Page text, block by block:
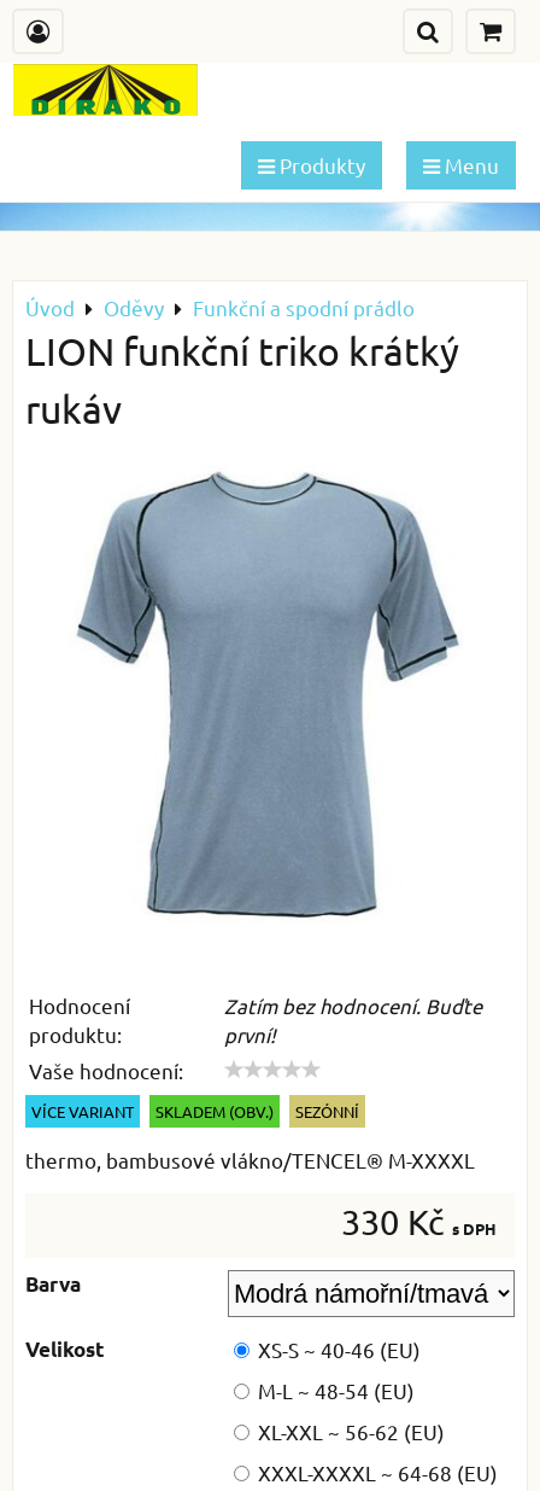
Produkty Menu
Úvod Oděvy Funkční a spodní prádlo
LION funkční triko krátký
rukáv
Hodnocení
produktu:
Zatím bez hodnocení. Buďte
první!
Vaše hodnocení:
VÍCE VARIANT SKLADEM (OBV.) SEZÓNNÍ
thermo, bambusové vlákno/TENCEL® M-XXXXL
330 Kč s DPH
Barva
Velikost
XS-S ~ 40-46 (EU)
M-L ~ 48-54 (EU)
XL-XXL ~ 56-62 (EU)
XXXL-XXXXL ~ 64-68 (EU)